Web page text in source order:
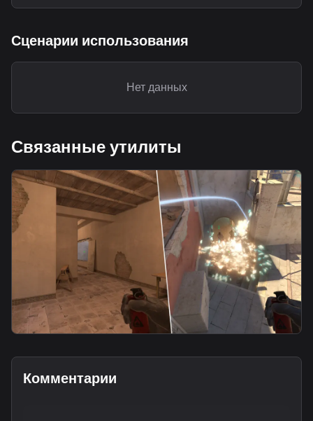
Сценарии использования
Нет данных
Связанные утилиты
Umderpass Molotov From Mid Window
Комментарии